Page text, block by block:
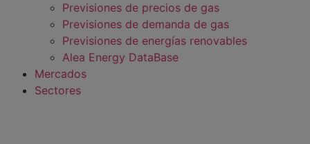
Previsiones de precios de gas
Previsiones de demanda de gas
Previsiones de energías renovables
Alea Energy DataBase
Mercados
Sectores